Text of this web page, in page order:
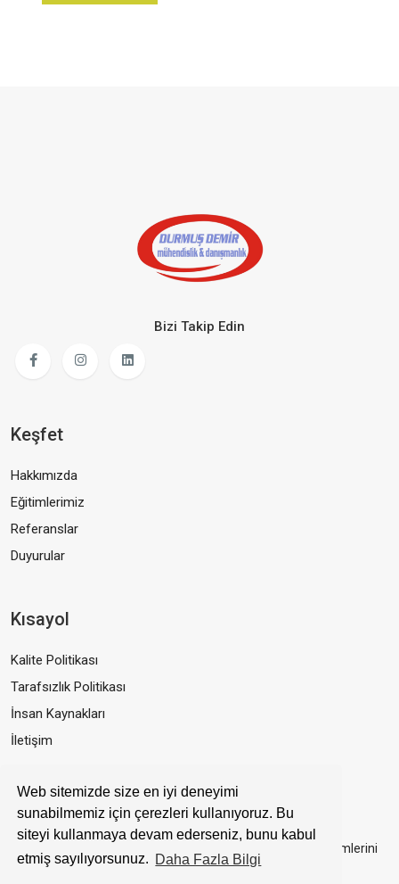
Web sitemizde size en iyi deneyimi
sunabilmemiz için çerezleri kullanıyoruz. Bu
siteyi kullanmaya devam ederseniz, bunu kabul
etmiş sayılıyorsunuz. Daha Fazla Bilgi
Bizi Takip Edin
Keşfet
Hakkımızda
Eğitimlerimiz
Referanslar
Duyurular
Kısayol
Kalite Politikası
Tarafsızlık Politikası
İnsan Kaynakları
İletişim
Bizden Haberdar Olun!
E-mail adresinizi bırakarak abone olun, en yeni eğitim bildirimlerini
kaçırmayın.